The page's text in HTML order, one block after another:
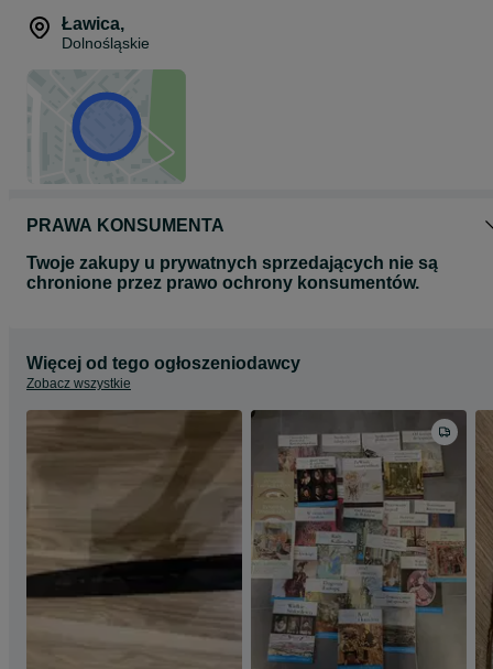
Ławica,
Dolnośląskie
PRAWA KONSUMENTA
Twoje zakupy u prywatnych sprzedających nie są
chronione przez prawo ochrony konsumentów.
Więcej od tego ogłoszeniodawcy
Zobacz wszystkie